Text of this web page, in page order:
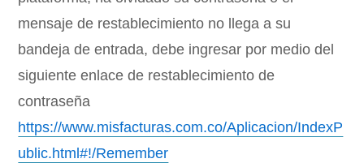
mensaje de restablecimiento no llega a su
bandeja de entrada, debe ingresar por medio del
siguiente enlace de restablecimiento de
contraseña
https://www.misfacturas.com.co/Aplicacion/IndexP
ublic.html#!/Remember